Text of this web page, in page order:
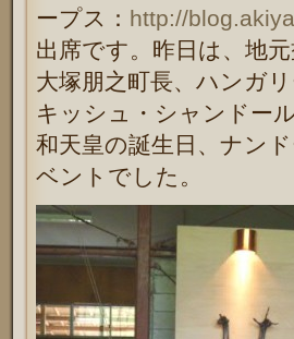
ープス： http://
出席です。昨日は、地元
大塚朋之町長、ハンガ
キッシュ・シャンドー
和天皇の誕生日、ナン
ベントでした。